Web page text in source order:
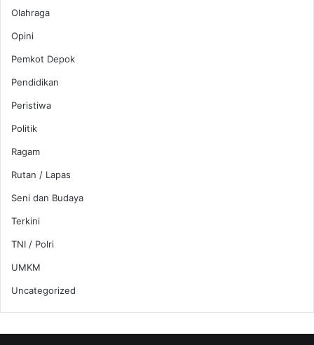
Olahraga
Opini
Pemkot Depok
Pendidikan
Peristiwa
Politik
Ragam
Rutan / Lapas
Seni dan Budaya
Terkini
TNI / Polri
UMKM
Uncategorized